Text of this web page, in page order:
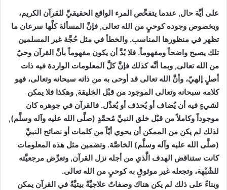
على أيَّة حال, عندما يتفحَّص المرء الواقع الحقيقيَّ للقرآن الكريم،
وبخصوص وجوده كوحيٍ من الله تعالى, فإنَّ المسألة كلَّها سرعان ما
تظهر في منظورها المناسب. والخطأ في مثل حُجَّة غير المسلمين
تلك يصبح واضحاً ومفهوماً. فلا بُدَّ أن يكون مفهوماً بأنَّ القرآن وحيٌ
من الله تعالى, وبما أنَّه كذلك فإنَّ كلَّ المعلومات الواردة فيه ذات
أصلٍ إلهيّ، وأنَّ الله تعالى قد أوحى به من ذاته سبحانه وتعالى، فهو
كلامه سبحانه وتعالى الموجود من قبْل الخليقة, وهكذا فلا يمكن
لشيءٍ فيه أن يُضاف أو يُحذف أو يُعدَّل. فالقرآن في جوهره كان
موجوداً وكاملاً من قبْل خلق النبيِّ مُحمَّدٍ (صلَّى الله عليه وآله وسلَّم),
لذلك لم يكن من الممكن أن يحوي أيّاً من كلمات أو نصائح النبيِّ
(صلَّى الله عليه وآله وسلَّم) الخاصَّة. وتضمين مثل هذه المعلومات
كانت ستناقض الهدف الَّذي من أجله نزل القرآن, وتعرِّض مرجعيَّته
للشُبْهة، وتجعله غير موثوقٍ به كوحيٍ من الله تعالى.
وبناءً على ذلك لم يكن هناك وصفاتٌ علاجيَّةٌ بيتيَّةٌ في القرآن يمكن